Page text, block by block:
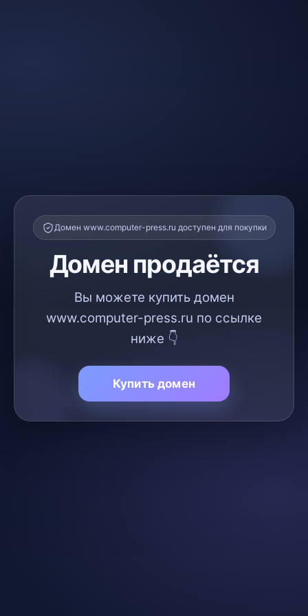
Домен www.computer-press.ru доступен для покупки
Домен продаётся
Вы можете купить домен
www.computer-press.ru по ссылке
ниже 👇
Купить домен